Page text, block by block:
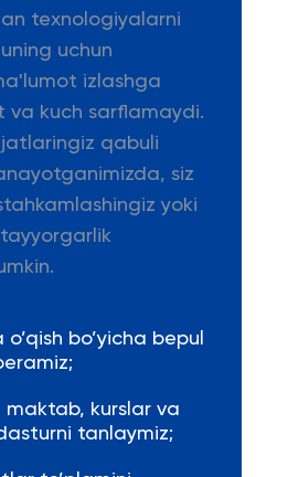
texnologiyalarni
uchun
izlashga
kuch sarflamaydi.
qabuli
siz
yoki
bo’yicha bepul
maktab, kurslar va
tanlaymiz;